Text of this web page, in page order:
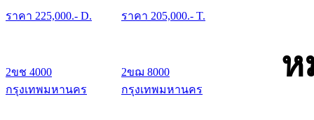
ราคา 225,000.- D. ราคา 205,000.- T.
ห
2ขช 4000
กรุงเทพมหานคร
2ขฌ 8000
กรุงเทพมหานคร